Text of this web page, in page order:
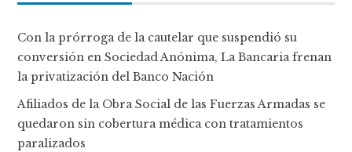
Con la prórroga de la cautelar que suspendió su
conversión en Sociedad Anónima, La Bancaria frenan
la privatización del Banco Nación
Afiliados de la Obra Social de las Fuerzas Armadas se
quedaron sin cobertura médica con tratamientos
paralizados